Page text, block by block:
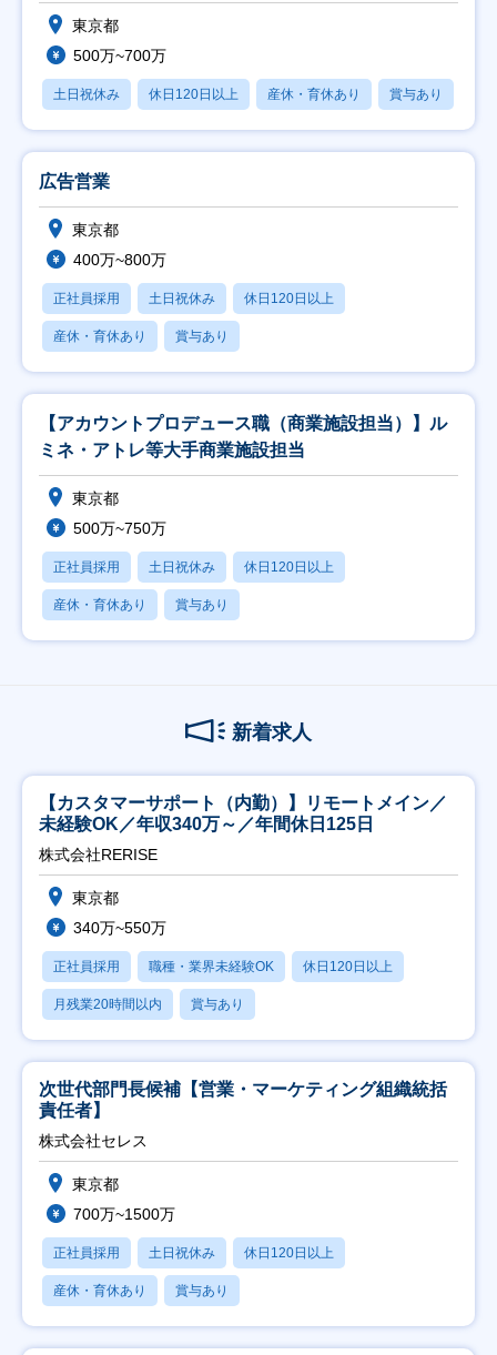
します
東京都
500万~700万
土日祝休み 休日120日以上 産休・育休あり 賞与あり
広告営業
東京都
400万~800万
正社員採用 土日祝休み 休日120日以上
産休・育休あり 賞与あり
【アカウントプロデュース職（商業施設担当）】ル
ミネ・アトレ等大手商業施設担当
東京都
500万~750万
正社員採用 土日祝休み 休日120日以上
産休・育休あり 賞与あり
新着求人
【カスタマーサポート（内勤）】リモートメイン／
未経験OK／年収340万～／年間休日125日
株式会社RERISE
東京都
340万~550万
正社員採用 職種・業界未経験OK 休日120日以上
月残業20時間以内 賞与あり
次世代部門長候補【営業・マーケティング組織統括
責任者】
株式会社セレス
東京都
700万~1500万
正社員採用 土日祝休み 休日120日以上
産休・育休あり 賞与あり